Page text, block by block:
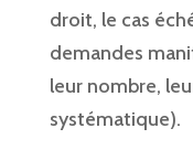
droit, le cas
demandes
leur nombre,
systématique).